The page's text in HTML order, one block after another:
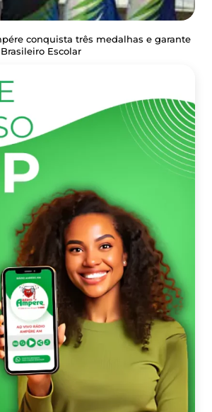
conquista três medalhas e garante
Escolar